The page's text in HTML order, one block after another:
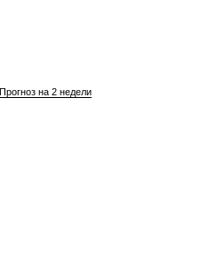
Прогноз на 2 недели